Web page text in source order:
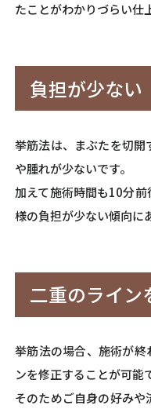
たことがわかりづらい仕
負担が少ない
挙筋法は、まぶたを切
や腫れが少ないです。
加えて施術時間も10分
様の負担が少ない傾向に
二重のライン
挙筋法の場合、施術が終
ンを修正することが可能
そのためご自身の好み